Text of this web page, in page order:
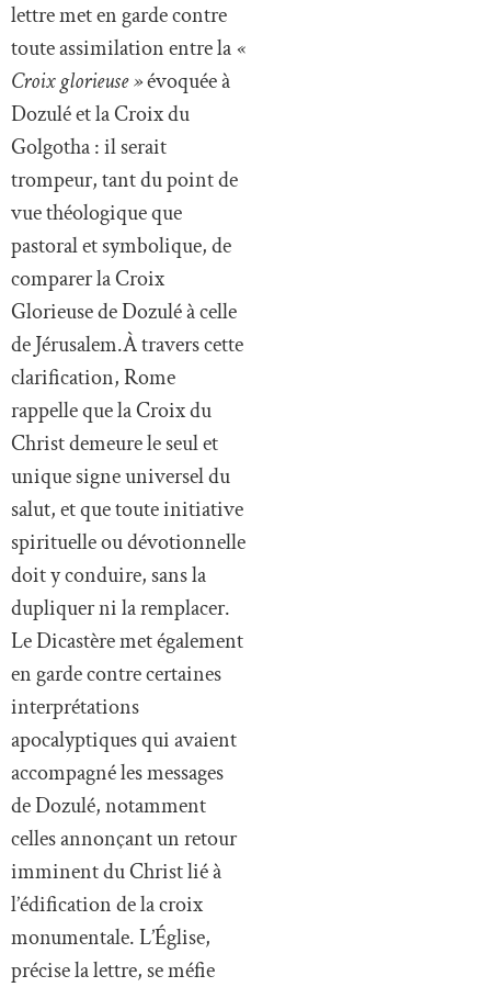
lettre met en garde contre
toute assimilation entre la«
Croix glorieuse »évoquée à
Dozulé et la Croix du
Golgotha : il serait
trompeur, tant du point de
vue théologique que
pastoral et symbolique, de
comparer la Croix
Glorieuse de Dozulé à celle
de Jérusalem.À travers cette
clarification, Rome
rappelle que la Croix du
Christ demeure le seul et
unique signe universel du
salut, et que toute initiative
spirituelle ou dévotionnelle
doit y conduire, sans la
dupliquer ni la remplacer.
Le Dicastère met également
en garde contre certaines
interprétations
apocalyptiques qui avaient
accompagné les messages
de Dozulé, notamment
celles annonçant un retour
imminent du Christ lié à
l’édification de la croix
monumentale. L’Église,
précise la lettre, se méfie